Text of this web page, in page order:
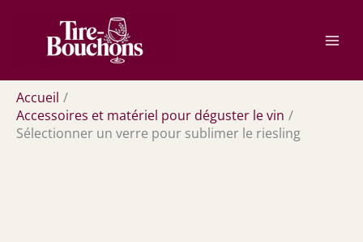
contenu
Accueil
Accessoires et matériel pour déguster le vin
Sélectionner un verre pour sublimer le riesling